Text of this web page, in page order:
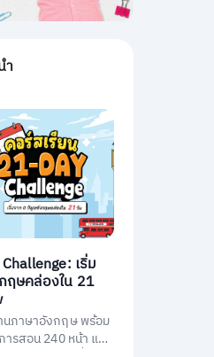
ำ
เริ่ม
ษคล่องใน 21
ภาษาอังกฤษ พร้อม
รสอน 240 หน้า และ